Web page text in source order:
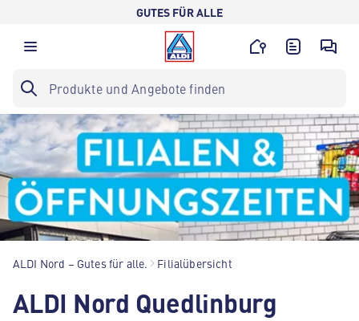
GUTES FÜR ALLE
ALDI Nord – Gutes für alle. Filialübersicht
ALDI Nord Quedlinburg